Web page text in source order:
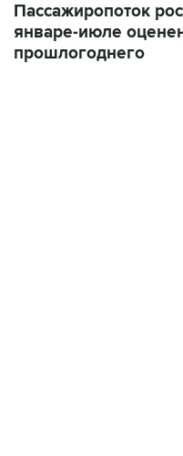
Пассажиропоток
январе-июле
прошлогоднего